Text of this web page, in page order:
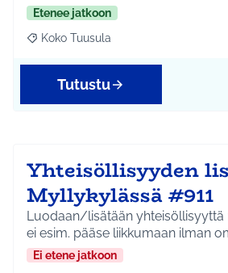
Etenee jatkoon
Rajaa tulokset aihepiirin mukaan: Koko
Koko Tuusula
Tutustu
Yhteisöllisyyden
Myllykylässä #911
Luodaan/lisätään yhteisöllisyyttä
ei esim. pääse liikkumaan ilman
Ei etene jatkoon